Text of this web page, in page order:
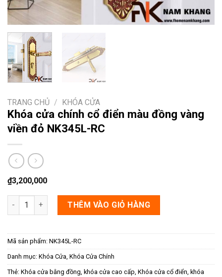
TRANG CHỦ / KHÓA CỬA
Khóa cửa chính cổ điển màu đồng vàng
viền đỏ NK345L-RC
₫3,200,000
Khóa cửa chính cổ điển màu đồng vàng viền đỏ NK345L-RC số
THÊM VÀO GIỎ HÀNG
Mã sản phẩm: NK345L-RC
Danh mục: Khóa Cửa Khóa Cửa Chính
Thẻ: Khóa cửa bằng đồng khóa cửa cao cấp Khóa cửa cổ điển khóa